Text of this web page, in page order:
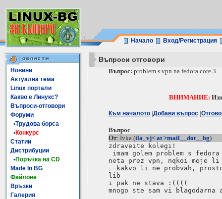
Начало Вход/Регистрация
Новини
Актуална тема
Linux портали
Какво е Линукс?
Въпроси-отговори
Форуми
•Трудова борса
•Конкурс
Статии
Дистрибуции
•Поръчка на CD
Made In BG
Файлове
Връзки
Галерия
Въпроси отговори
Въпрос: problem s vpn na fedora core 3
ВНИМАНИЕ:
Към началото|Добави въпрос|
Въпрос
От: Ivka (ila_vj< at >mail__dot__bg)
zdraveite kolegi!
imam golem problem s
neta prez vpn, nqkoi moje li
kakvo li ne probvah, prosto
lib
i pak ne stava :((((
mnogo ste sam vi